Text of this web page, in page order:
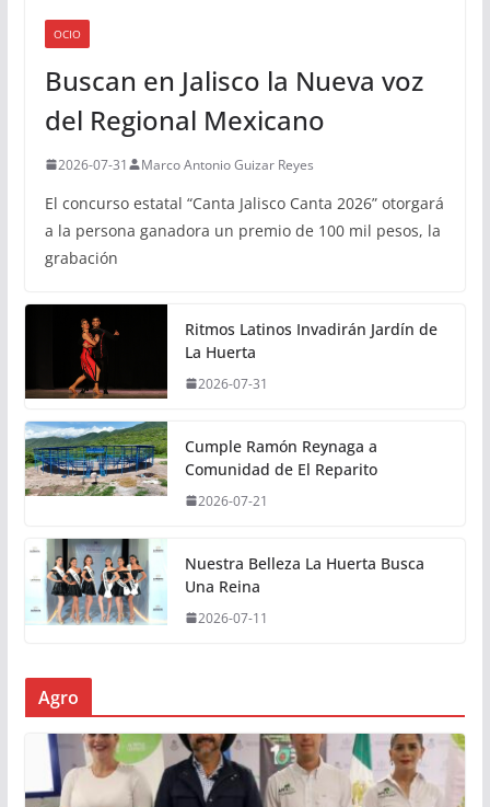
OCIO
Buscan en Jalisco la Nueva voz
del Regional Mexicano
2026-07-31 Marco Antonio Guizar Reyes
El concurso estatal “Canta Jalisco Canta 2026” otorgará
a la persona ganadora un premio de 100 mil pesos, la
grabación
Ritmos Latinos Invadirán Jardín de
La Huerta
2026-07-31
Cumple Ramón Reynaga a
Comunidad de El Reparito
2026-07-21
Nuestra Belleza La Huerta Busca
Una Reina
2026-07-11
Agro